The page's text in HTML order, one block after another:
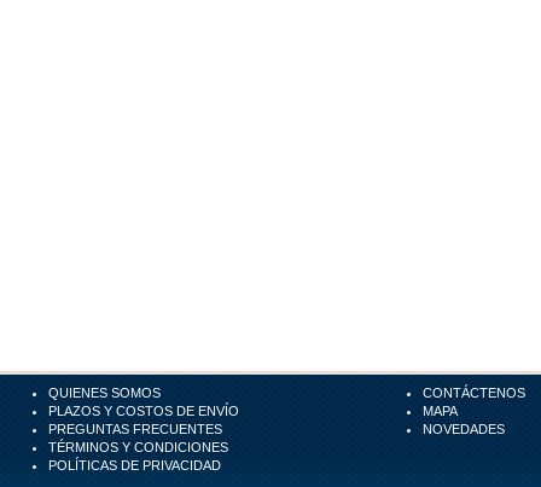
QUIENES SOMOS
PLAZOS Y COSTOS DE ENVÍO
PREGUNTAS FRECUENTES
TÉRMINOS Y CONDICIONES
POLÍTICAS DE PRIVACIDAD
CONTÁCTENOS
MAPA
NOVEDADES